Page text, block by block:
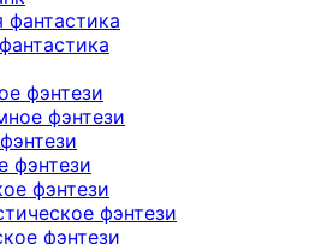
фантастика
фэнтези
фэнтези
фэнтези
фэнтези
фэнтези
фэнтези